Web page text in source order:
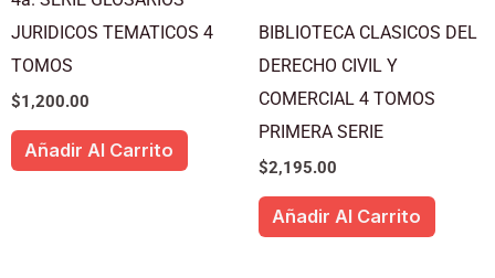
JURIDICOS TEMATICOS 4
TOMOS
$1,200.00
Añadir Al Carrito
BIBLIOTECA CLASICOS DEL
DERECHO CIVIL Y
COMERCIAL 4 TOMOS
PRIMERA SERIE
$2,195.00
Añadir Al Carrito